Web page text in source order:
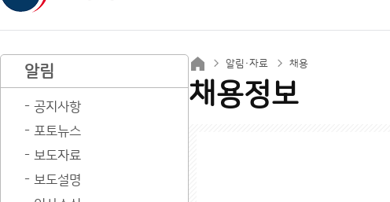
알림
공지사항
포토뉴스
보도자료
보도설명
알림·자료 채용
채용정보